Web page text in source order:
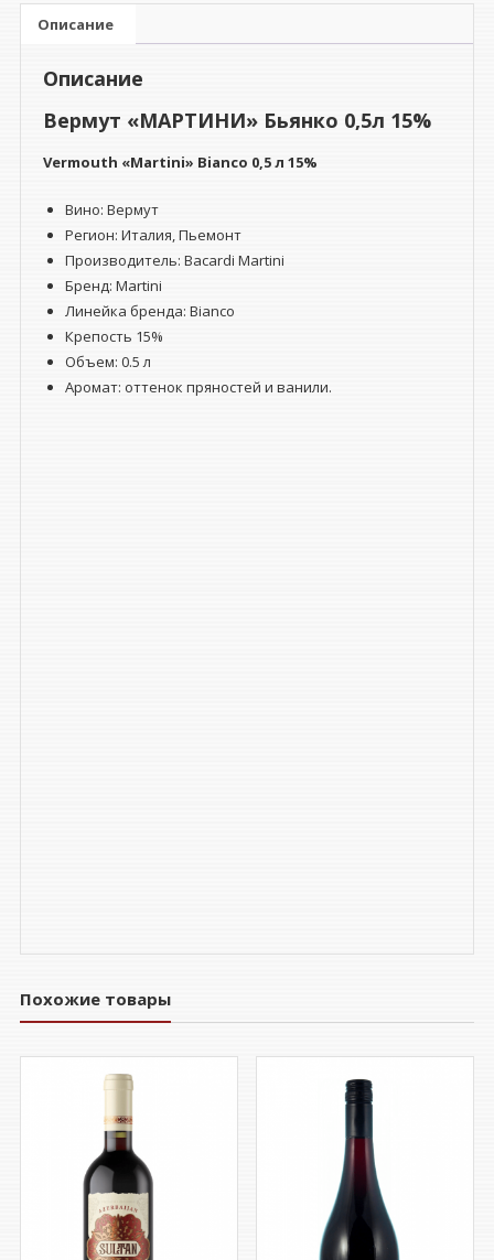
15%
Описание
Описание
Вермут «МАРТИНИ» Бьянко 0,5л 15%
Vermouth «Martini» Bianco 0,5 л 15%
Вино: Вермут
Регион: Италия, Пьемонт
Производитель: Bacardi Martini
Бренд: Martini
Линейка бренда: Bianco
Крепость 15%
Объем: 0.5 л
Аромат: оттенок пряностей и ванили.
Похожие товары